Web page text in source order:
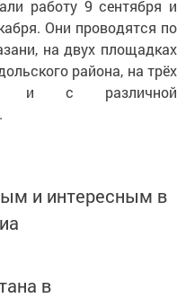
работу 9 сентября и
Они проводятся по
на двух площадках
района, на трёх
и с различной
и интересным в
в